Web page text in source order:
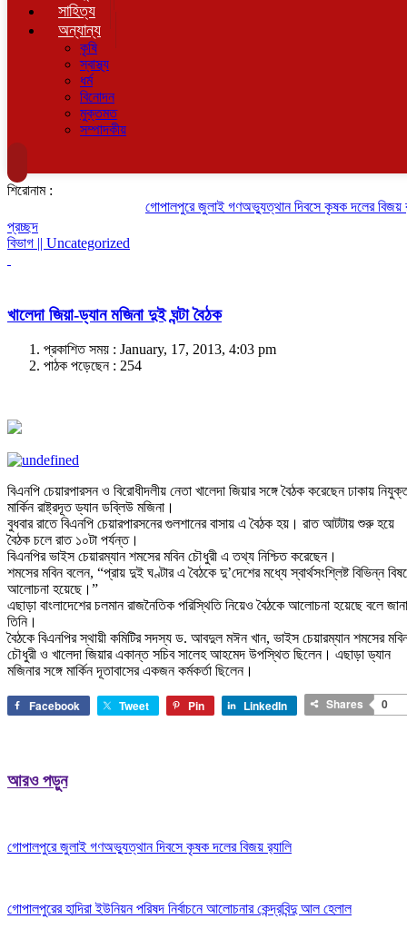
সাহিত্য
অন্যান্য
কৃষি
স্বাস্থ্য
ধর্ম
বিনোদন
মুক্তমত
সম্পাদকীয়
শিরোনাম :
গোপালপুরে জুলাই গণঅভ্যুত্থান দিবসে কৃষক দলের বিজয়
প্রচ্ছদ
বিভাগ || Uncategorized
খালেদা জিয়া-ড্যান মজিনা দুই ঘন্টা বৈঠক
প্রকাশিত সময় : January, 17, 2013, 4:03 pm
পাঠক পড়েছেন : 254
বিএনপি চেয়ারপারসন ও বিরোধীদলীয় নেতা খালেদা জিয়ার সঙ্গে বৈঠক করেছেন ঢাকায়
মার্কিন রাষ্ট্রদূত ড্যান ডব্লিউ মজিনা।
বুধবার রাতে বিএনপি চেয়ারপারসনের গুলশানের বাসায় এ বৈঠক হয়। রাত আটটায় শুরু হয়ে
বৈঠক চলে রাত ১০টা পর্যন্ত।
বিএনপির ভাইস চেয়ারম্যান শমসের মবিন চৌধুরী এ তথ্য নিশ্চিত করেছেন।
শমসের মবিন বলেন, “প্রায় দুই ঘণ্টার এ বৈঠকে দু’দেশের মধ্যে স্বার্থসংশ্লিষ্ট বিভিন্ন
আলোচনা হয়েছে।”
এছাড়া বাংলাদেশের চলমান রাজনৈতিক পরিস্থিতি নিয়েও বৈঠকে আলোচনা হয়েছে বলে
তিনি।
বৈঠকে বিএনপির স্থায়ী কমিটির সদস্য ড. আবদুল মঈন খান, ভাইস চেয়ারম্যান শমসের
চৌধুরী ও খালেদা জিয়ার একান্ত সচিব সালেহ আহমেদ উপস্থিত ছিলেন। এছাড়া ড্যান
মজিনার সঙ্গে মার্কিন দূতাবাসের একজন কর্মকর্তা ছিলেন।
Facebook Tweet Pin LinkedIn Shares 0
আরও পড়ুন
গোপালপুরে জুলাই গণঅভ্যুত্থান দিবসে কৃষক দলের বিজয় র‍্যালি
গোপালপুরের হাদিরা ইউনিয়ন পরিষদ নির্বাচনে আলোচনার কেন্দ্রবিন্দু আল হেলাল